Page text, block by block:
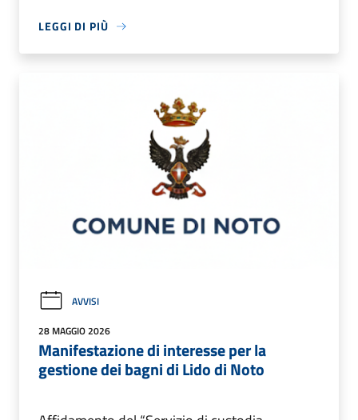
LEGGI DI PIÙ
AVVISI
28 MAGGIO 2026
Manifestazione di interesse per la
gestione dei bagni di Lido di Noto